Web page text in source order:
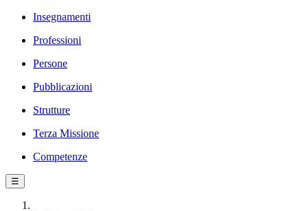
Insegnamenti
Professioni
Persone
Pubblicazioni
Strutture
Terza Missione
Competenze
☰